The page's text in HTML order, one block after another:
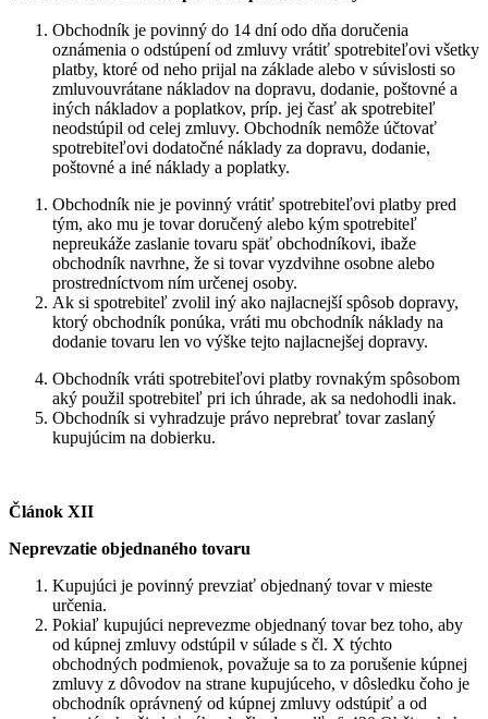
Obchodník je povinný do 14 dní odo dňa doručenia
oznámenia o odstúpení od zmluvy vrátiť spotrebiteľovi všetky
platby, ktoré od neho prijal na základe alebo v súvislosti so
zmluvouvrátane nákladov na dopravu, dodanie, poštovné a
iných nákladov a poplatkov, príp. jej časť ak spotrebiteľ
neodstúpil od celej zmluvy. Obchodník nemôže účtovať
spotrebiteľovi dodatočné náklady za dopravu, dodanie,
poštovné a iné náklady a poplatky.
Obchodník nie je povinný vrátiť spotrebiteľovi platby pred
tým, ako mu je tovar doručený alebo kým spotrebiteľ
nepreukáže zaslanie tovaru späť obchodníkovi, ibaže
obchodník navrhne, že si tovar vyzdvihne osobne alebo
prostredníctvom ním určenej osoby.
Ak si spotrebiteľ zvolil iný ako najlacnejší spôsob dopravy,
ktorý obchodník ponúka, vráti mu obchodník náklady na
dodanie tovaru len vo výške tejto najlacnejšej dopravy.
Obchodník vráti spotrebiteľovi platby rovnakým spôsobom
aký použil spotrebiteľ pri ich úhrade, ak sa nedohodli inak.
Obchodník si vyhradzuje právo neprebrať tovar zaslaný
kupujúcim na dobierku.
Článok XII
Neprevzatie objednaného tovaru
Kupujúci je povinný prevziať objednaný tovar v mieste
určenia.
Pokiaľ kupujúci neprevezme objednaný tovar bez toho, aby
od kúpnej zmluvy odstúpil v súlade s čl. X týchto
obchodných podmienok, považuje sa to za porušenie kúpnej
zmluvy z dôvodov na strane kupujúceho, v dôsledku čoho je
obchodník oprávnený od kúpnej zmluvy odstúpiť a od